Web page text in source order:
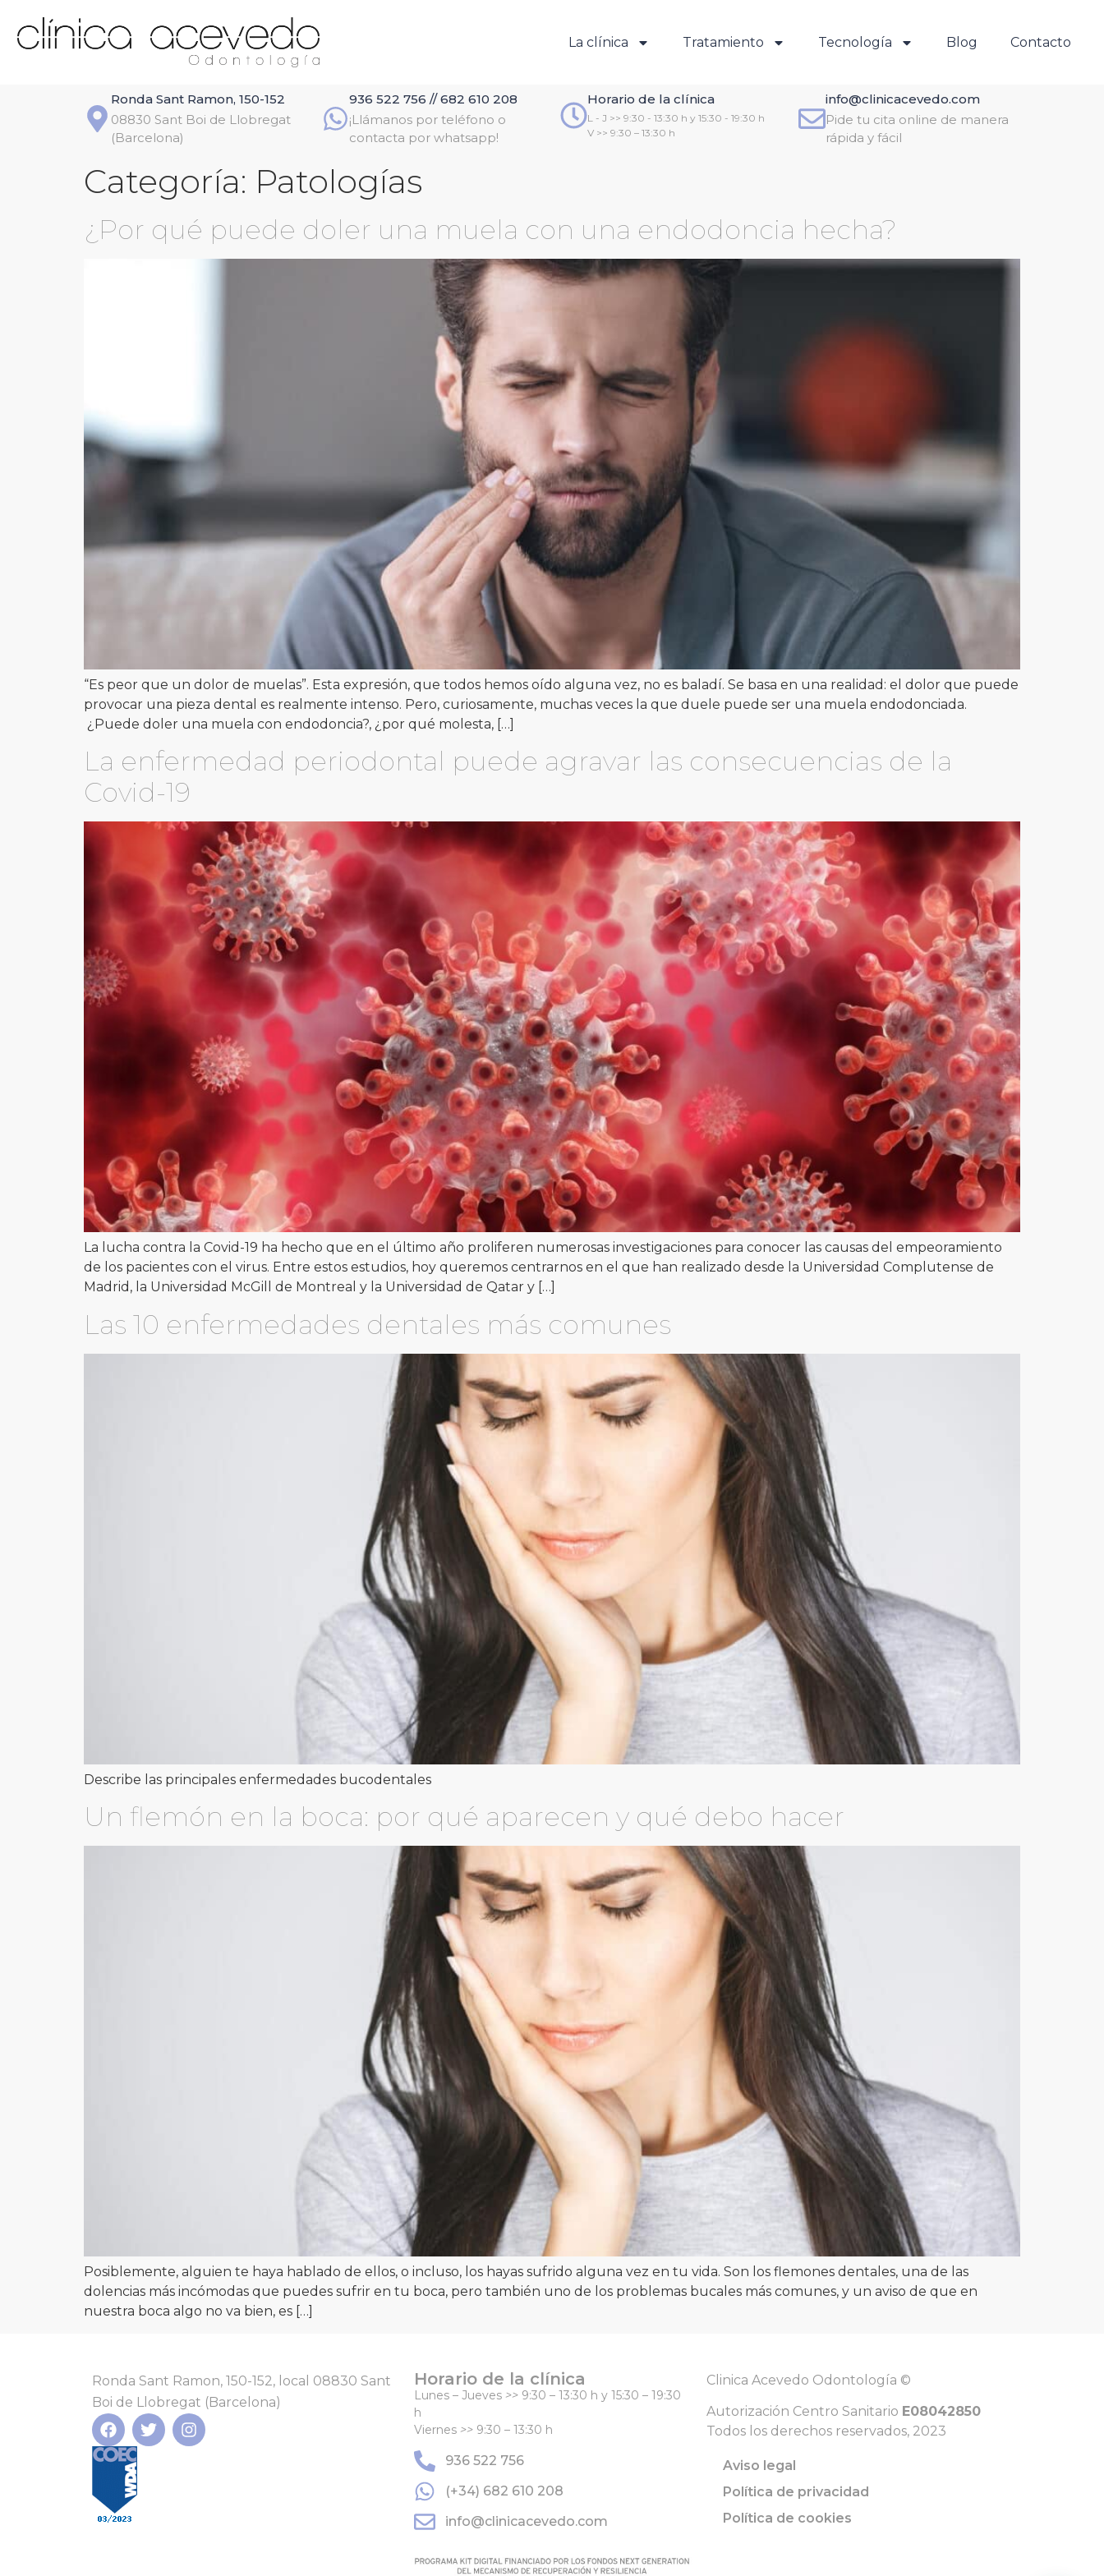
La clínica Tratamiento Tecnología Blog Contacto
Ronda Sant Ramon, 150-152
08830 Sant Boi de Llobregat
(Barcelona)
936 522 756 // 682 610 208
¡Llámanos por teléfono o
contacta por whatsapp!
Horario de la clínica
L - J >> 9:30 - 13:30 h y 15:30 - 19:30 h
V >> 9:30 – 13:30 h
info@clinicacevedo.com
Pide tu cita online de manera
rápida y fácil
Categoría: Patologías
¿Por qué puede doler una muela con una endodoncia hecha?
“Es peor que un dolor de muelas”. Esta expresión, que todos hemos oído alguna vez, no es baladí. Se basa en una realidad: el dolor que puede
provocar una pieza dental es realmente intenso. Pero, curiosamente, muchas veces la que duele puede ser una muela endodonciada.
¿Puede doler una muela con endodoncia?, ¿por qué molesta, […]
La enfermedad periodontal puede agravar las consecuencias de la
Covid-19
La lucha contra la Covid-19 ha hecho que en el último año proliferen numerosas investigaciones para conocer las causas del empeoramiento
de los pacientes con el virus. Entre estos estudios, hoy queremos centrarnos en el que han realizado desde la Universidad Complutense de
Madrid, la Universidad McGill de Montreal y la Universidad de Qatar y […]
Las 10 enfermedades dentales más comunes
Describe las principales enfermedades bucodentales
Un flemón en la boca: por qué aparecen y qué debo hacer
Posiblemente, alguien te haya hablado de ellos, o incluso, los hayas sufrido alguna vez en tu vida. Son los flemones dentales, una de las
dolencias más incómodas que puedes sufrir en tu boca, pero también uno de los problemas bucales más comunes, y un aviso de que en
nuestra boca algo no va bien, es […]
Ronda Sant Ramon, 150-152, local 08830 Sant
Boi de Llobregat (Barcelona)
Horario de la clínica
Lunes – Jueves >> 9:30 – 13:30 h y 15:30 – 19:30
h
Viernes >> 9:30 – 13:30 h
936 522 756
(+34) 682 610 208
info@clinicacevedo.com
Clinica Acevedo Odontología ©
Autorización Centro Sanitario E08042850
Todos los derechos reservados, 2023
Aviso legal
Política de privacidad
Política de cookies